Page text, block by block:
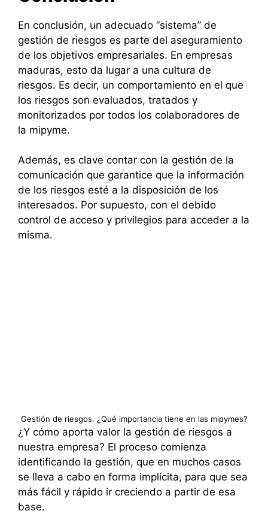
En conclusión, un adecuado “sistema” de
gestión de riesgos es parte del aseguramiento
de los objetivos empresariales. En empresas
maduras, esto da lugar a una cultura de
riesgos. Es decir, un comportamiento en el que
los riesgos son evaluados, tratados y
monitorizados por todos los colaboradores de
la mipyme.
Además, es clave contar con la gestión de la
comunicación que garantice que la información
de los riesgos esté a la disposición de los
interesados. Por supuesto, con el debido
control de acceso y privilegios para acceder a la
misma.
Gestión de riesgos. ¿Qué importancia tiene en las mipymes?
¿Y cómo aporta valor la gestión de riesgos a
nuestra empresa? El proceso comienza
identificando la gestión, que en muchos casos
se lleva a cabo en forma implícita, para que sea
más fácil y rápido ir creciendo a partir de esa
base.